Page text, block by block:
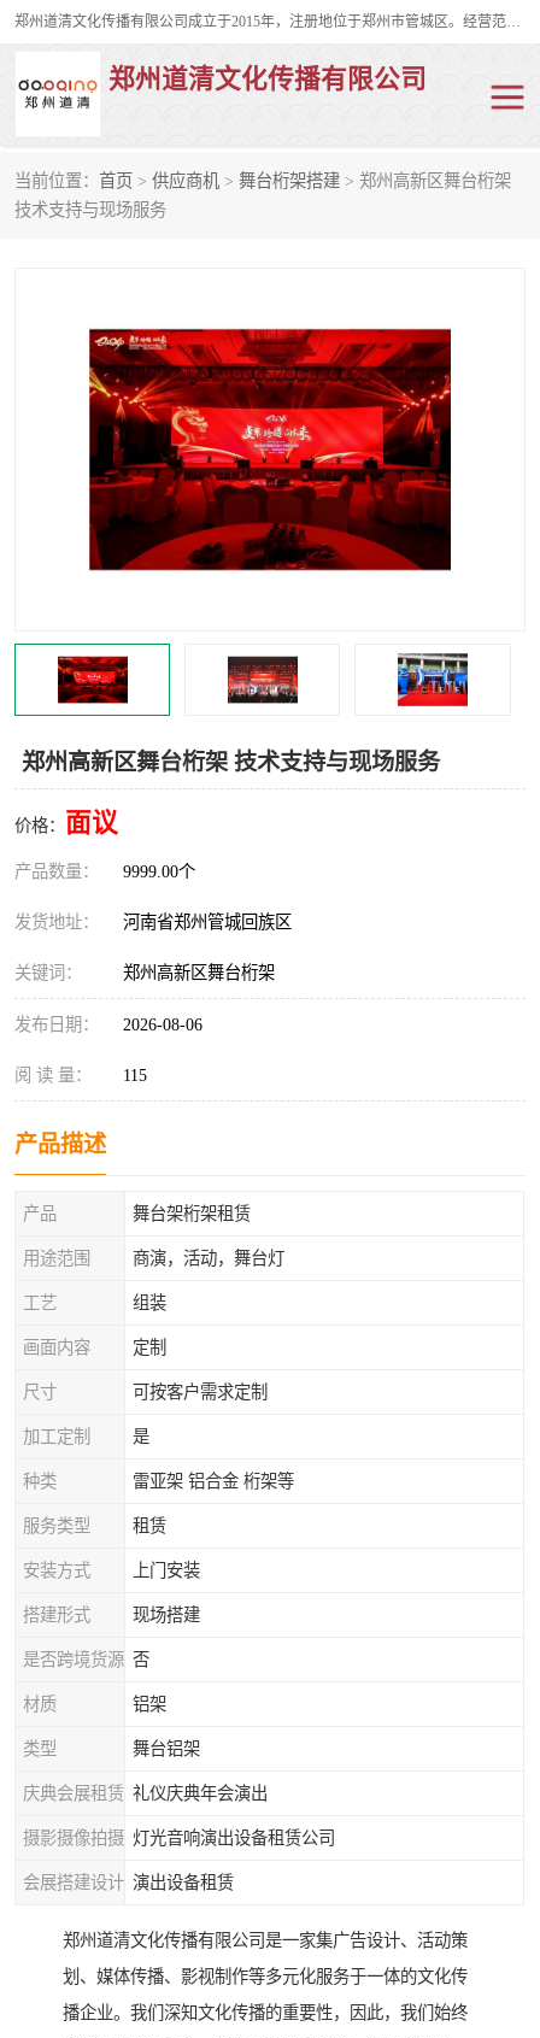
郑州道清文化传播有限公司成立于2015年，注册地位于郑州市管城区。经营范围包括会议及展览服务、庆典礼仪策划、企业形象策划、企业管理咨询、计算机图文设计、制作等。主要产品服务有：舞台桁架搭建，背景板搭建，灯光音响，雷亚舞台搭建、龙门架搭建、会议桌椅租赁、灯光音响租赁、空飘出租、气柱拱门租赁、喷绘写真制作、kt板制作。
郑州道清文化传播有限公司
当前位置： 首页 > 供应商机 > 舞台桁架搭建 > 郑州高新区舞台桁架
技术支持与现场服务
郑州高新区舞台桁架 技术支持与现场服务
价格： 面议
产品数量： 9999.00个
发货地址： 河南省郑州管城回族区
关键词： 郑州高新区舞台桁架
发布日期： 2026-08-06
阅 读 量： 115
产品描述
产品 舞台架桁架租赁
用途范围 商演，活动，舞台灯
工艺 组装
画面内容 定制
尺寸 可按客户需求定制
加工定制 是
种类 雷亚架 铝合金 桁架等
服务类型 租赁
安装方式 上门安装
搭建形式 现场搭建
是否跨境货源 否
材质 铝架
类型 舞台铝架
庆典会展租赁 礼仪庆典年会演出
摄影摄像拍摄 灯光音响演出设备租赁公司
会展搭建设计 演出设备租赁
郑州道清文化传播有限公司是一家集广告设计、活动策
划、媒体传播、影视制作等多元化服务于一体的文化传
播企业。我们深知文化传播的重要性，因此，我们始终
舞台桁架搭建
活动策划 truss架出租
kt板制作 场地布置
背景板搭建 雷亚舞台搭建
龙门架搭建 会议桌椅租赁
灯光音响租赁 空飘出租